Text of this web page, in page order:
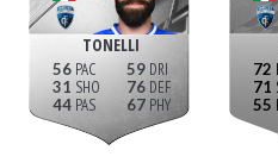
TONELLI
56
31
44
59
76
67
72
71
55